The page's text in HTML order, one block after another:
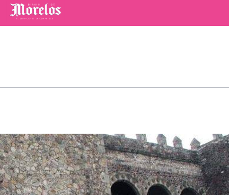
Diario de Morelos